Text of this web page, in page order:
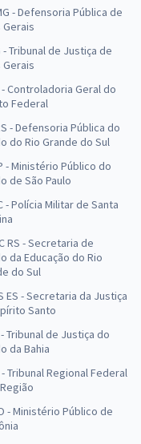
- Defensoria Pública de
Gerais
- Tribunal de Justiça de
Gerais
- Controladoria Geral do
Federal
- Defensoria Pública do
do Rio Grande do Sul
- Ministério Público do
de São Paulo
- Polícia Militar de Santa
RS - Secretaria de
da Educação do Rio
do Sul
ES - Secretaria da Justiça
Santo
- Tribunal de Justiça do
da Bahia
- Tribunal Regional Federal
- Ministério Público de